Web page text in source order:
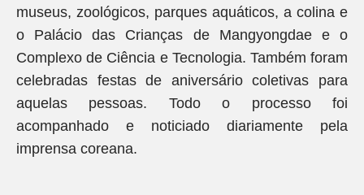
museus, zoológicos, parques aquáticos, a colina e
o Palácio das Crianças de Mangyongdae e o
Complexo de Ciência e Tecnologia. Também foram
celebradas festas de aniversário coletivas para
aquelas pessoas. Todo o processo foi
acompanhado e noticiado diariamente pela
imprensa coreana.